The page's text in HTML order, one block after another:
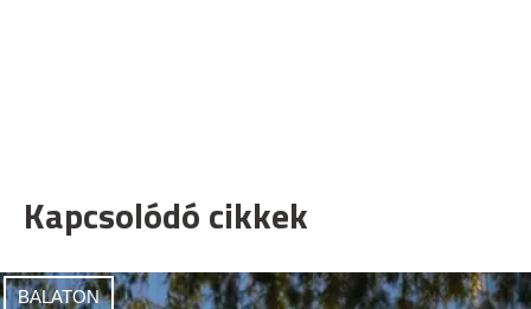
Kapcsolódó cikkek
BALATON